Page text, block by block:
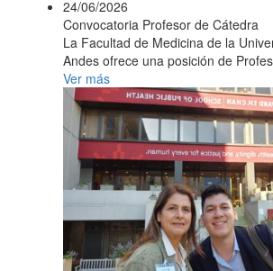
24/06/2026
Convocatoria Profesor de Cátedra
La Facultad de Medicina de la
Andes ofrece una posición de
Ver más